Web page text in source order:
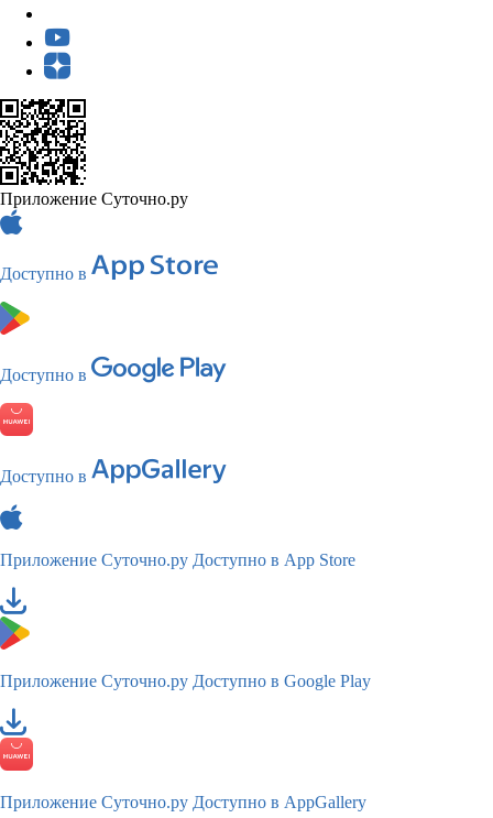
Приложение Суточно.ру
Доступно в
Доступно в
Доступно в
Приложение Суточно.ру Доступно в App Store
Приложение Суточно.ру Доступно в Google Play
Приложение Суточно.ру Доступно в AppGallery